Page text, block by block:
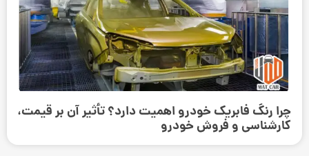
چرا رنگ فابریک خودرو اهمیت دارد؟ تأثیر آن بر قیمت،
کارشناسی و فروش خودرو